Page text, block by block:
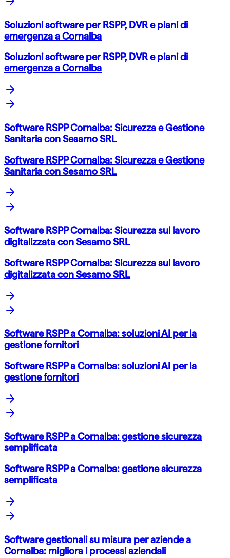
Soluzioni software per RSPP, DVR e piani di
emergenza a Cornalba
Soluzioni software per RSPP, DVR e piani di
emergenza a Cornalba
Software RSPP Cornalba: Sicurezza e Gestione
Sanitaria con Sesamo SRL
Software RSPP Cornalba: Sicurezza e Gestione
Sanitaria con Sesamo SRL
Software RSPP Cornalba: Sicurezza sul lavoro
digitalizzata con Sesamo SRL
Software RSPP Cornalba: Sicurezza sul lavoro
digitalizzata con Sesamo SRL
Software RSPP a Cornalba: soluzioni AI per la
gestione fornitori
Software RSPP a Cornalba: soluzioni AI per la
gestione fornitori
Software RSPP a Cornalba: gestione sicurezza
semplificata
Software RSPP a Cornalba: gestione sicurezza
semplificata
Software gestionali su misura per aziende a
Cornalba: migliora i processi aziendali